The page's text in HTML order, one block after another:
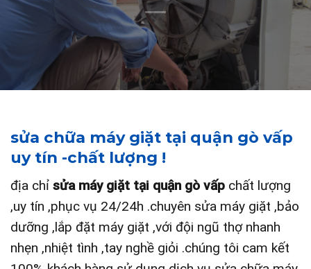
sửa chữa máy giặt tại quận gò vấp
uy tín -chất lượng !
địa chỉ sửa máy giặt tại quận gò vấp chất lượng
,uy tín ,phục vụ 24/24h .chuyên sửa máy giặt ,bảo
dưỡng ,lắp đặt máy giặt ,với đội ngũ thợ nhanh
nhẹn ,nhiệt tình ,tay nghề giỏi .chúng tôi cam kết